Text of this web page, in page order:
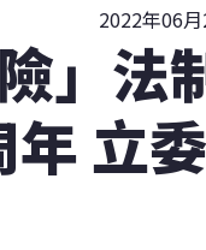
2022年06
」
立